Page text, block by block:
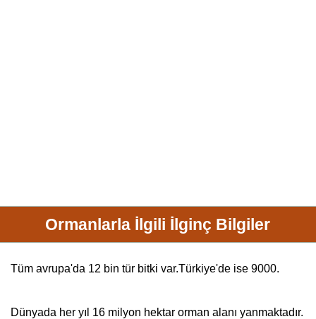
Ormanlarla İlgili İlginç Bilgiler
Tüm avrupa'da 12 bin tür bitki var.Türkiye'de ise 9000.
Dünyada her yıl 16 milyon hektar orman alanı yanmaktadır.